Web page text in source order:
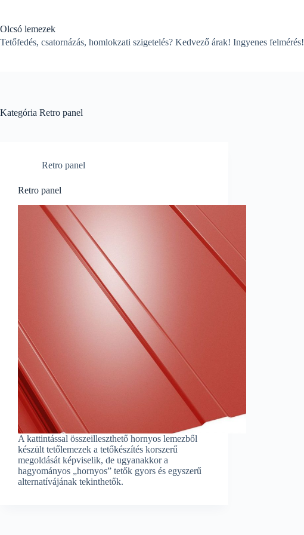
content
Olcsó lemezek
Tetőfedés, csatornázás, homlokzati szigetelés? Kedvező árak! Ingyenes felmérés!
Kategória Retro panel
Retro panel
Retro panel
A kattintással összeilleszthető hornyos lemezből
készült tetőlemezek a tetőkészítés korszerű
megoldását képviselik, de ugyanakkor a
hagyományos „hornyos” tetők gyors és egyszerű
alternatívájának tekinthetők.